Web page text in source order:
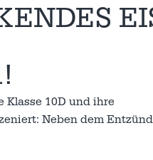
Klasse 10D und ihre
Neben dem